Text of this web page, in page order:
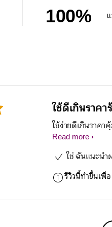
100%
ใช้ดีเกินราคา
ใช้ง่ายดีเกินราคา
Read more
ใช่ ฉันแนะน
รีวิวนี้ทำขึ้นเพื่